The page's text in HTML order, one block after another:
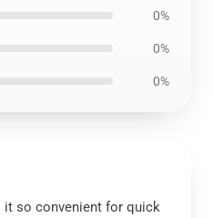
0%
0%
0%
it so convenient for quick